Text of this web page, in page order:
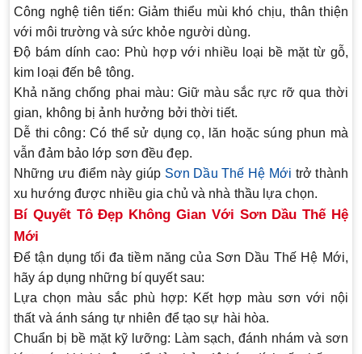
Công nghệ tiên tiến: Giảm thiểu mùi khó chịu, thân thiện
với môi trường và sức khỏe người dùng.
Độ bám dính cao: Phù hợp với nhiều loại bề mặt từ gỗ,
kim loại đến bê tông.
Khả năng chống phai màu: Giữ màu sắc rực rỡ qua thời
gian, không bị ảnh hưởng bởi thời tiết.
Dễ thi công: Có thể sử dụng cọ, lăn hoặc súng phun mà
vẫn đảm bảo lớp sơn đều đẹp.
Những ưu điểm này giúp Sơn Dầu Thế Hệ Mới trở thành
xu hướng được nhiều gia chủ và nhà thầu lựa chọn.
Bí Quyết Tô Đẹp Không Gian Với Sơn Dầu Thế Hệ
Mới
Để tận dụng tối đa tiềm năng của Sơn Dầu Thế Hệ Mới,
hãy áp dụng những bí quyết sau:
Lựa chọn màu sắc phù hợp: Kết hợp màu sơn với nội
thất và ánh sáng tự nhiên để tạo sự hài hòa.
Chuẩn bị bề mặt kỹ lưỡng: Làm sạch, đánh nhám và sơn